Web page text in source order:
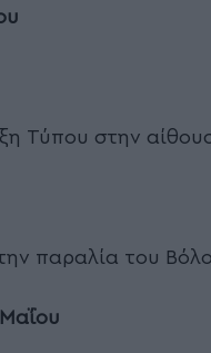
Τύπου στην
παραλία του
Μαΐου